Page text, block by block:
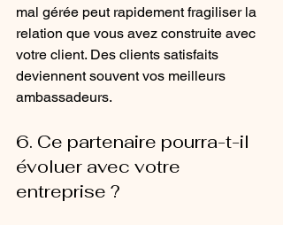
mal gérée peut rapidement fragiliser la
relation que vous avez construite avec
votre client. Des clients satisfaits
deviennent souvent vos meilleurs
ambassadeurs.
6. Ce partenaire pourra-t-il
évoluer avec votre
entreprise ?